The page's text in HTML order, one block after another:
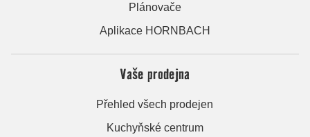
Plánovače
Aplikace HORNBACH
Vaše prodejna
Přehled všech prodejen
Kuchyňské centrum